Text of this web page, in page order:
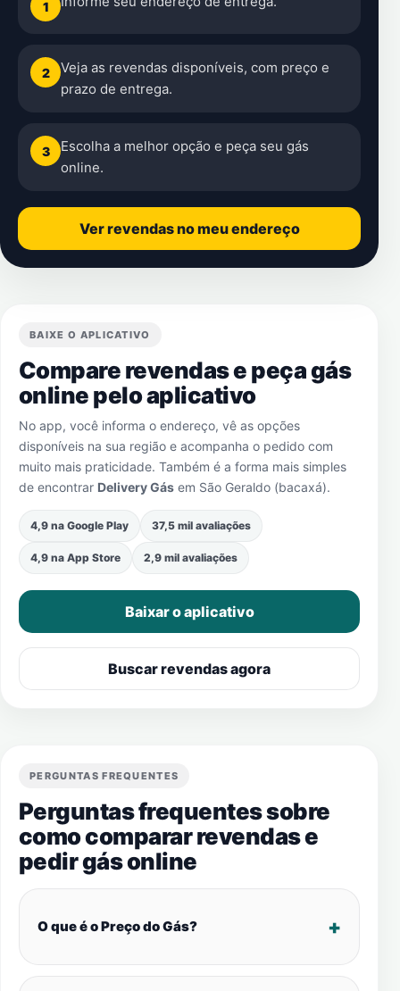
1
2
Veja as revendas disponíveis, com preço e
prazo de entrega.
3
Escolha a melhor opção e peça seu gás
online.
Ver revendas no meu endereço
BAIXE O APLICATIVO
Compare revendas e peça gás
online pelo aplicativo
No app, você informa o endereço, vê as opções
disponíveis na sua região e acompanha o pedido com
muito mais praticidade. Também é a forma mais simples
de encontrar Delivery Gás em São Geraldo (bacaxá).
4,9 na Google Play 37,5 mil avaliações
4,9 na App Store 2,9 mil avaliações
Baixar o aplicativo
Buscar revendas agora
PERGUNTAS FREQUENTES
Perguntas frequentes sobre
como comparar revendas e
pedir gás online
O que é o Preço do Gás?